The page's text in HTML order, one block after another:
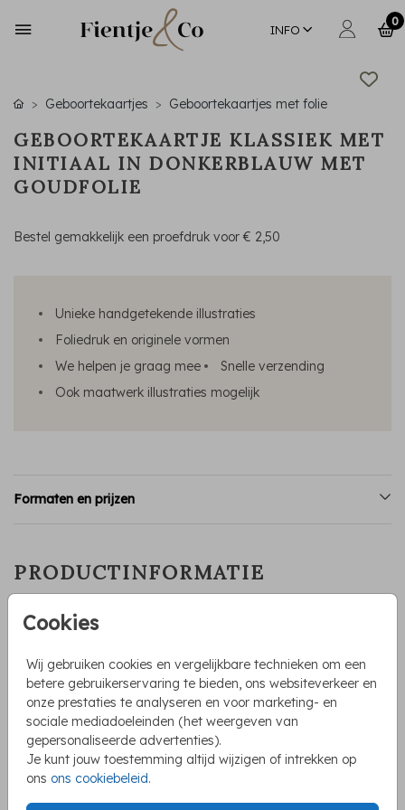
INFO
0
Cookies
Wij gebruiken cookies en vergelijkbare technieken om een
betere gebruikerservaring te bieden, ons websiteverkeer en
onze prestaties te analyseren en voor marketing- en
sociale mediadoeleinden (het weergeven van
gepersonaliseerde advertenties).
Je kunt jouw toestemming altijd wijzigen of intrekken op
ons ons cookiebeleid.
Geboortekaartjes Geboortekaartjes met folie
GEBOORTEKAARTJE KLASSIEK MET
INITIAAL IN DONKERBLAUW MET
GOUDFOLIE
Bestel gemakkelijk een proefdruk voor€ 2,50
Unieke handgetekende illustraties
Foliedruk en originele vormen
We helpen je graag mee
Snelle verzending
Ook maatwerk illustraties mogelijk
Formaten en prijzen
PRODUCTINFORMATIE
OMSCHRIJVING
donkerblauw en de naam in glanzend goudfolie is perfect
voor een klassieke en elegante aankondiging van de
geboorte van jouw zoontje. De toevoeging van goudfolie
geeft het kaartje een luxe uitstraling, terwijl het
donkerblauw zorgt voor een tijdloze en rustige sfeer.
Toon meer
COLLECTIE